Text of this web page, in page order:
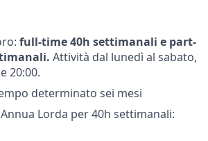
full-time 40h settimanali e part-
Attività dal lunedì al sabato,
20:00.
determinato sei mesi
Lorda per 40h settimanali: